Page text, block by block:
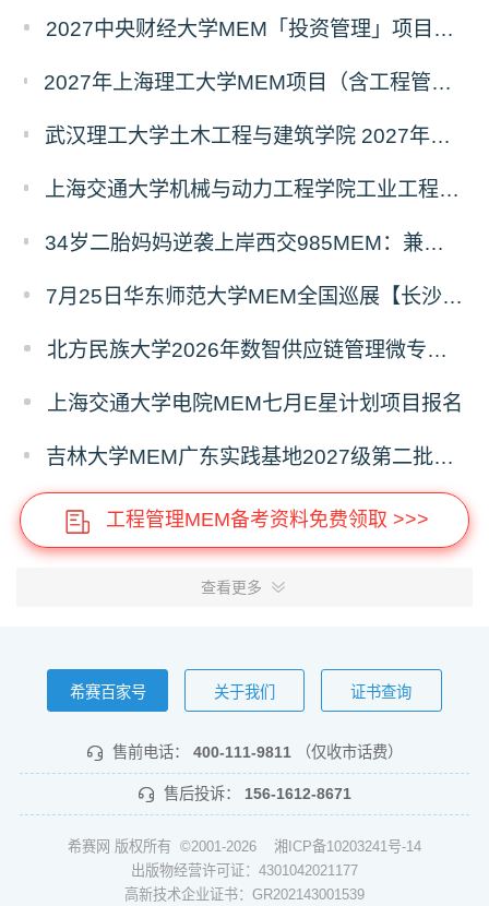
2027中央财经大学MEM「投资管理」项目招生专题正式上线
2027年上海理工大学MEM项目（含工程管理、工业工程与管理、物流工程与管理）奖助学金政策发布
武汉理工大学土木工程与建筑学院 2027年工程管理硕士（MEM）招生简章
上海交通大学机械与动力工程学院工业工程学科硕士生招生专业及统考科目调整公告
34岁二胎妈妈逆袭上岸西交985MEM：兼顾工作带娃，零基础5个月逆风翻盘
7月25日华东师范大学MEM全国巡展【长沙站】开启，欢迎报考！
北方民族大学2026年数智供应链管理微专业招生简章
上海交通大学电院MEM七月E星计划项目报名
吉林大学MEM广东实践基地2027级第二批次预审面试启动
工程管理MEM备考资料免费领取 >>>
查看更多
希赛百家号 关于我们 证书查询
售前电话： 400-111-9811 （仅收市话费）
售后投诉： 156-1612-8671
希赛网 版权所有 ©2001-2026 湘ICP备10203241号-14
出版物经营许可证：4301042021177
高新技术企业证书：GR202143001539